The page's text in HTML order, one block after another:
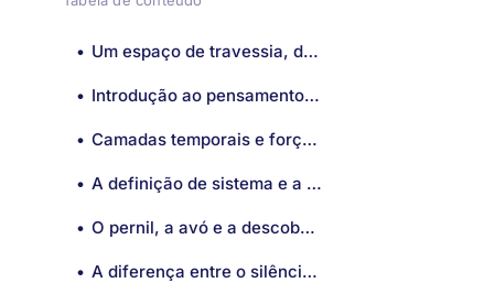
Um espaço de travessia, de partilha e de conexão entre teoria e vivência
Introdução ao pensamento sistêmico
Camadas temporais e forças invisíveis no campo sistêmico
A definição de sistema e a importância das regras invisíveis
O pernil, a avó e a descoberta de um padrão familiar
A diferença entre o silêncio e a verdade no campo sistêmico